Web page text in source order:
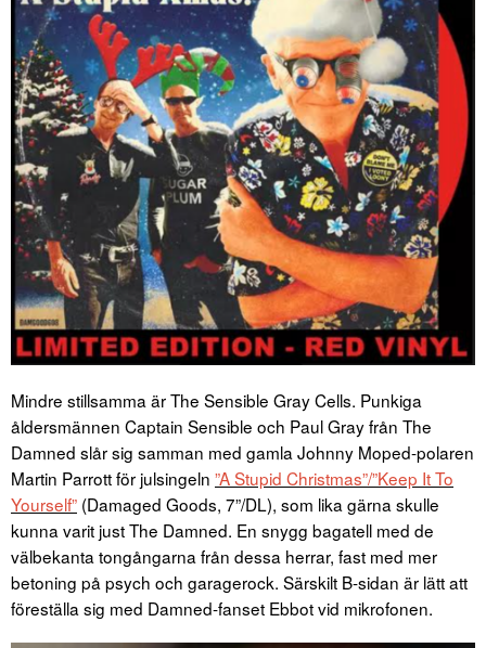
Mindre stillsamma är The Sensible Gray Cells. Punkiga
åldersmännen Captain Sensible och Paul Gray från The
Damned slår sig samman med gamla Johnny Moped-polaren
Martin Parrott för julsingeln ”A Stupid Christmas”/”Keep It To
Yourself” (Damaged Goods, 7”/DL), som lika gärna skulle
kunna varit just The Damned. En snygg bagatell med de
välbekanta tongångarna från dessa herrar, fast med mer
betoning på psych och garagerock. Särskilt B-sidan är lätt att
föreställa sig med Damned-fanset Ebbot vid mikrofonen.